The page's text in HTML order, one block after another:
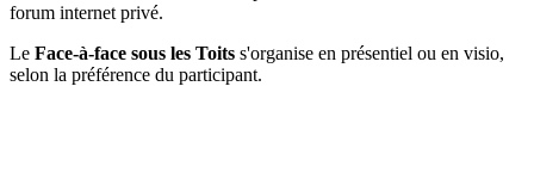
forum internet privé.
Le Face-à-face sous les Toits s'organise en présentiel ou en visio,
selon la préférence du participant.